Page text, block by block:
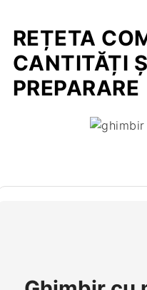
REȚETA
CANTITĂȚI
PREPARARE